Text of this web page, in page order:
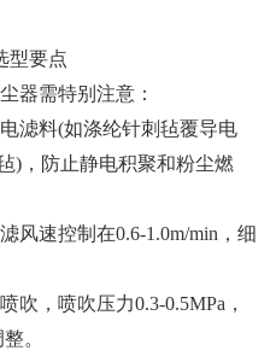
型要点
器需特别注意：
滤料(如涤纶针刺毡覆导电
)，防止静电积聚和粉尘燃
风速控制在0.6-1.0m/min，细
吹，喷吹压力0.3-0.5MPa，
。